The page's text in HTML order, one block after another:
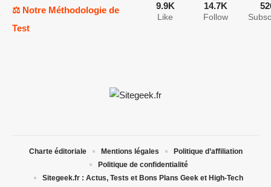
⚖️ Notre Méthodologie de
Test
9.9K
Like
14.7K
Follow
Charte éditoriale Mentions légales
Politique d’affiliation
Politique de confidentialité
Sitegeek.fr : Actus, Tests et Bons Plans Geek et High-Tech